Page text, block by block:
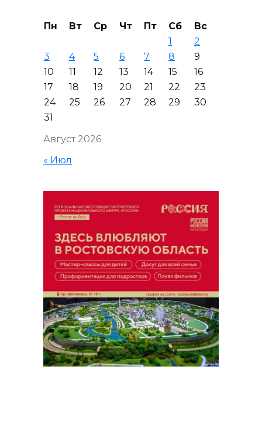
Август 2026
Пн Вт Ср Чт Пт Сб
Вс
1
2
3
4 5 6 7 8
9
10
11 12 13 14 15
16
17
18 19 20 21 22
23
24
25 26 27 28 29
30
31
« Июл